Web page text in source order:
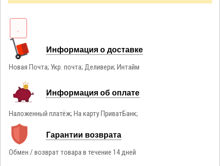
Информация о доставке
Новая Почта; Укр. почта; Деливери; Интайм
Информация об оплате
Наложенный платёж; На карту ПриватБанк;
Гарантии возврата
Обмен / возврат товара в течение 14 дней